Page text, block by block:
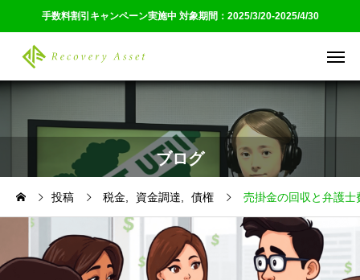
手数料割引キャンペーン実施中 対象期間：2025/3/20-2025/4/30
ブログ
投稿 税金 資金調達 債権 売掛金の回収と弁護士